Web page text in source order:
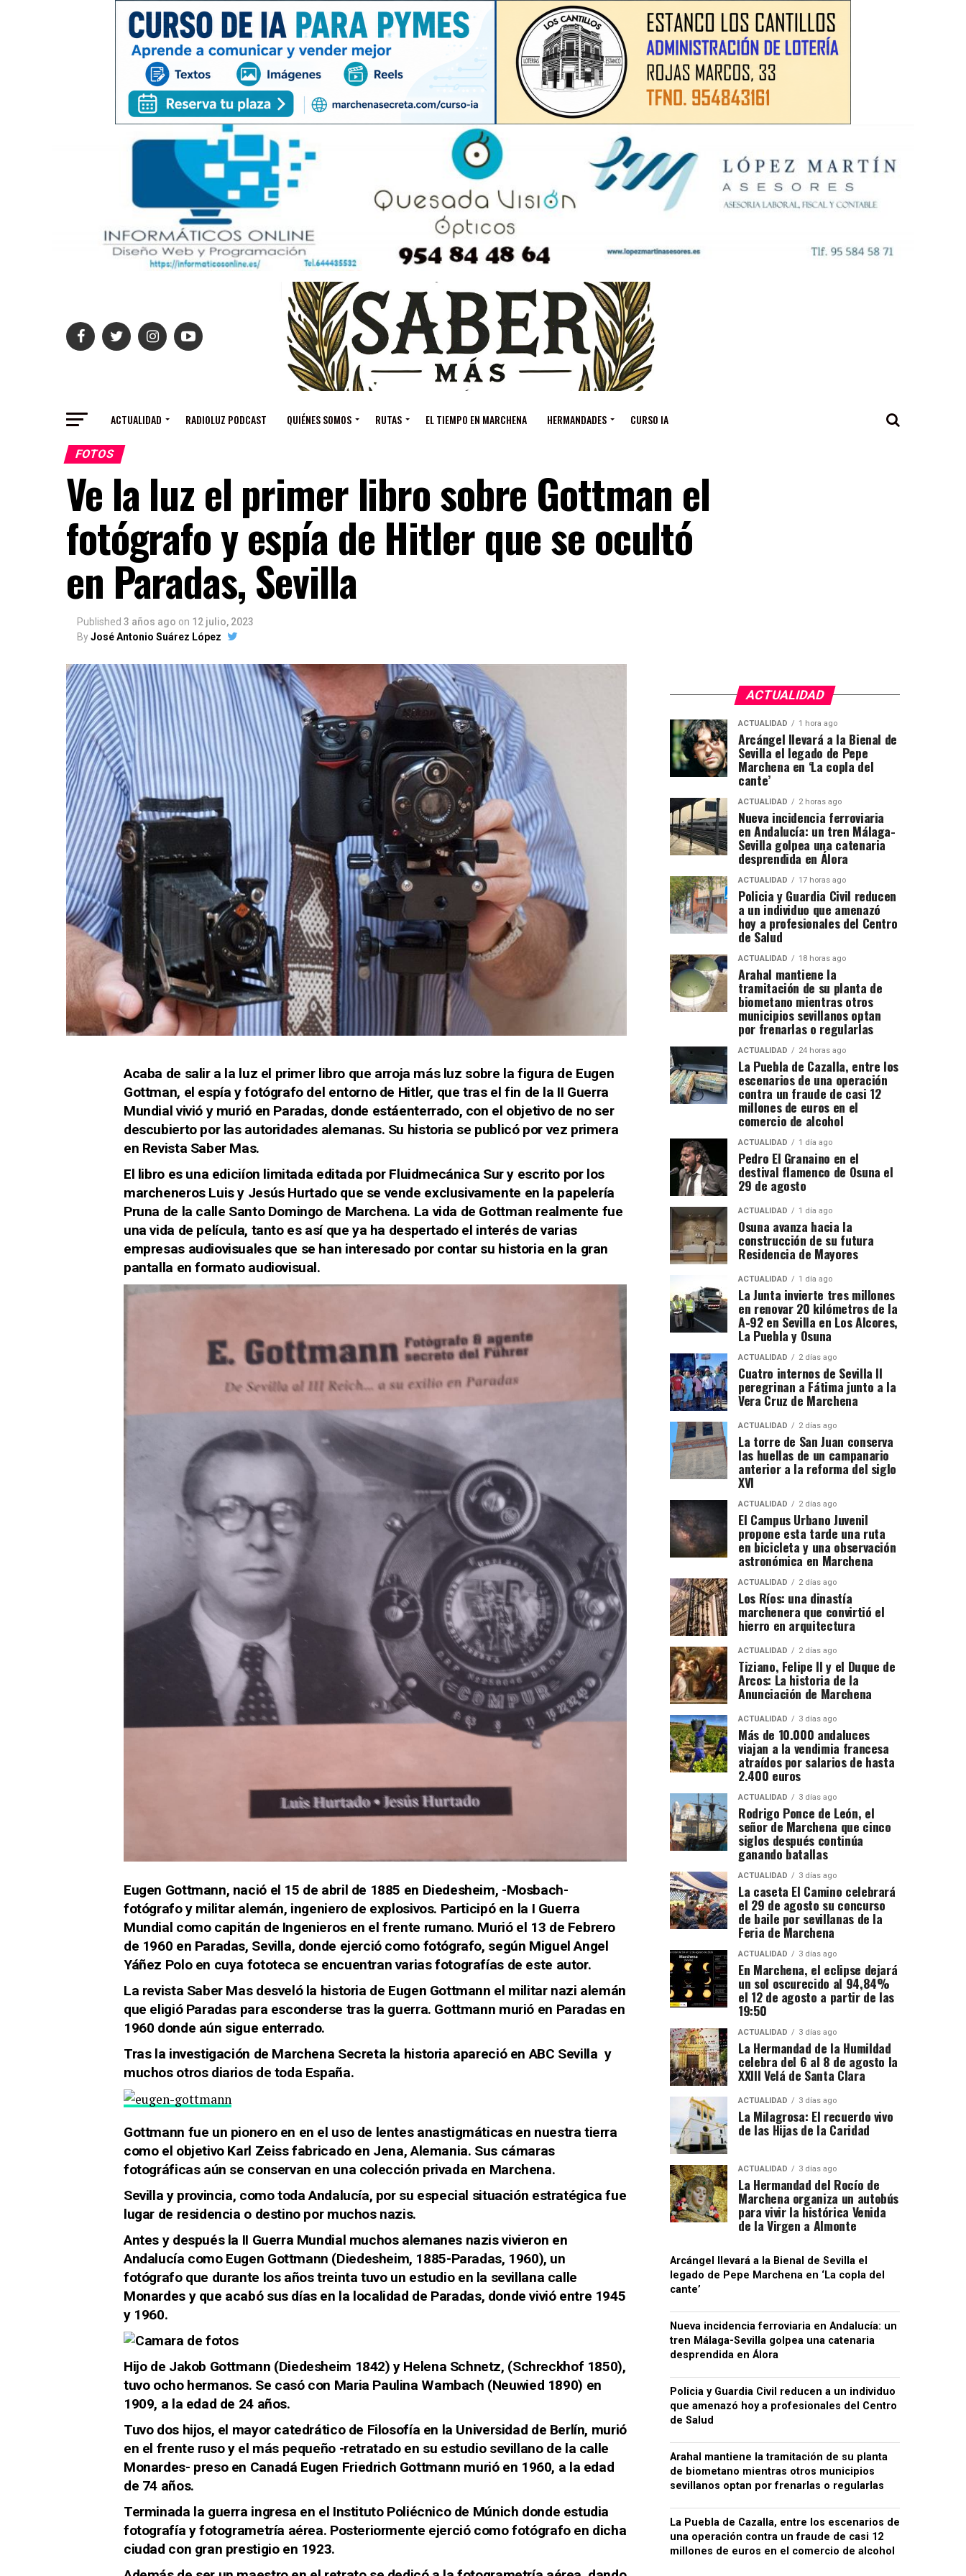
ACTUALIDAD RADIOLUZ PODCAST QUIÉNES SOMOS RUTAS EL TIEMPO EN MARCHENA HERMANDADES CURSO IA
FOTOS
Ve la luz el primer libro sobre Gottman el
fotógrafo y espía de Hitler que se ocultó
en Paradas, Sevilla
Published 3 años ago on 12 julio, 2023
ByJosé Antonio Suárez López
Acaba de salir a la luz el primer libro que arroja más luz sobre la figura de Eugen
Gottman, el espía y fotógrafo del entorno de Hitler, que tras el fin de la II Guerra
Mundial vivió y murió en Paradas, donde estáenterrado, con el objetivo de no ser
descubierto por las autoridades alemanas. Su historia se publicó por vez primera
en Revista Saber Mas.
El libro es una ediciíon limitada editada por Fluidmecánica Sur y escrito por los
marcheneros Luis y Jesús Hurtado que se vende exclusivamente en la papelería
Pruna de la calle Santo Domingo de Marchena. La vida de Gottman realmente fue
una vida de película, tanto es así que ya ha despertado el interés de varias
empresas audiovisuales que se han interesado por contar su historia en la gran
pantalla en formato audiovisual.
Eugen Gottmann, nació el 15 de abril de 1885 en Diedesheim, -Mosbach-
fotógrafo y militar alemán, ingeniero de explosivos. Participó en la I Guerra
Mundial como capitán de Ingenieros en el frente rumano. Murió el 13 de Febrero
de 1960 en Paradas, Sevilla, donde ejerció como fotógrafo, según Miguel Angel
Yáñez Polo en cuya fototeca se encuentran varias fotografías de este autor.
La revista Saber Mas desveló la historia de Eugen Gottmann el militar nazi alemán
que eligió Paradas para esconderse tras la guerra. Gottmann murió en Paradas en
1960 donde aún sigue enterrado.
Tras la investigación de Marchena Secreta la historia apareció en ABC Sevilla y
muchos otros diarios de toda España.
Gottmann fue un pionero en en el uso de lentes anastigmáticas en nuestra tierra
como el objetivo Karl Zeiss fabricado en Jena, Alemania. Sus cámaras
fotográficas aún se conservan en una colección privada en Marchena.
Sevilla y provincia, como toda Andalucía, por su especial situación estratégica fue
lugar de residencia o destino por muchos nazis.
Antes y después la II Guerra Mundial muchos alemanes nazis vivieron en
Andalucía como Eugen Gottmann (Diedesheim, 1885-Paradas, 1960), un
fotógrafo que durante los años treintatuvo un estudio en la sevillana calle
Monardes y que acabó sus días en la localidad de Paradas, donde vivió entre 1945
y 1960.
Hijo de Jakob Gottmann (Diedesheim 1842) y Helena Schnetz, (Schreckhof 1850),
tuvo ocho hermanos. Se casó con Maria Paulina Wambach (Neuwied 1890) en
1909, a la edad de 24 años.
Tuvo dos hijos, el mayor catedrático de Filosofía en la Universidad de Berlín, murió
en el frente ruso y el más pequeño -retratado en su estudio sevillano de la calle
Monardes- preso en Canadá Eugen Friedrich Gottmann murió en 1960, a la edad
de 74 años.
Terminada la guerra ingresa en el Instituto Poliécnico de Múnich donde estudia
fotografía y fotogrametría aérea. Posteriormente ejerció como fotógrafo en dicha
ciudad con gran prestigio en 1923.
ACTUALIDAD
ACTUALIDAD 1 hora ago
Arcángel llevará a la Bienal de
Sevilla el legado de Pepe
Marchena en ‘La copla del
cante’
ACTUALIDAD 2 horas ago
Nueva incidencia ferroviaria
en Andalucía: un tren Málaga-
Sevilla golpea una catenaria
desprendida en Álora
ACTUALIDAD 17 horas ago
Policia y Guardia Civil reducen
a un individuo que amenazó
hoy a profesionales del Centro
de Salud
ACTUALIDAD 18 horas ago
Arahal mantiene la
tramitación de su planta de
biometano mientras otros
municipios sevillanos optan
por frenarlas o regularlas
ACTUALIDAD 24 horas ago
La Puebla de Cazalla, entre los
escenarios de una operación
contra un fraude de casi 12
millones de euros en el
comercio de alcohol
ACTUALIDAD 1 día ago
Pedro El Granaino en el
destival flamenco de Osuna el
29 de agosto
ACTUALIDAD 1 día ago
Osuna avanza hacia la
construcción de su futura
Residencia de Mayores
ACTUALIDAD 1 día ago
La Junta invierte tres millones
en renovar 20 kilómetros de la
A-92 en Sevilla en Los Alcores,
La Puebla y Osuna
ACTUALIDAD 2 días ago
Cuatro internos de Sevilla II
peregrinan a Fátima junto a la
Vera Cruz de Marchena
ACTUALIDAD 2 días ago
La torre de San Juan conserva
las huellas de un campanario
anterior a la reforma del siglo
XVI
ACTUALIDAD 2 días ago
El Campus Urbano Juvenil
propone esta tarde una ruta
en bicicleta y una observación
astronómica en Marchena
ACTUALIDAD 2 días ago
Los Ríos: una dinastía
marchenera que convirtió el
hierro en arquitectura
ACTUALIDAD 2 días ago
Tiziano, Felipe II y el Duque de
Arcos: La historia de la
Anunciación de Marchena
ACTUALIDAD 3 días ago
Más de 10.000 andaluces
viajan a la vendimia francesa
atraídos por salarios de hasta
2.400 euros
ACTUALIDAD 3 días ago
Rodrigo Ponce de León, el
señor de Marchena que cinco
siglos después continúa
ganando batallas
ACTUALIDAD 3 días ago
La caseta El Camino celebrará
el 29 de agosto su concurso
de baile por sevillanas de la
Feria de Marchena
ACTUALIDAD 3 días ago
En Marchena, el eclipse dejará
un sol oscurecido al 94,84%
el 12 de agosto a partir de las
19:50
ACTUALIDAD 3 días ago
La Hermandad de la Humildad
celebra del 6 al 8 de agosto la
XXIII Velá de Santa Clara
ACTUALIDAD 3 días ago
La Milagrosa: El recuerdo vivo
de las Hijas de la Caridad
ACTUALIDAD 3 días ago
La Hermandad del Rocío de
Marchena organiza un autobús
para vivir la histórica Venida
de la Virgen a Almonte
Arcángel llevará a la Bienal de Sevilla el
legado de Pepe Marchena en ‘La copla del
cante’
Nueva incidencia ferroviaria en Andalucía: un
tren Málaga-Sevilla golpea una catenaria
desprendida en Álora
Policia y Guardia Civil reducen a un individuo
que amenazó hoy a profesionales del Centro
de Salud
Arahal mantiene la tramitación de su planta
de biometano mientras otros municipios
sevillanos optan por frenarlas o regularlas
La Puebla de Cazalla, entre los escenarios de
una operación contra un fraude de casi 12
millones de euros en el comercio de alcohol